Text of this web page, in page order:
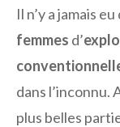
Il n’y a jamais
femmes d’
dans l’inconnu.
plus belles